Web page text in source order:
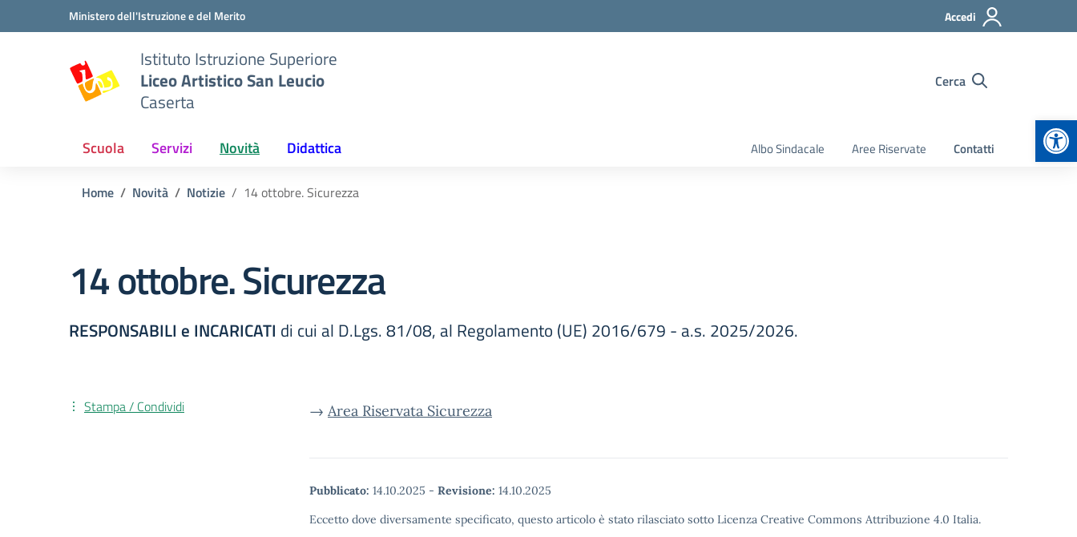
Vai ai contenuti
Vai al menu di navigazioneMinistero dell'Istruzione e del Merito Accedi
Istituto Istruzione Superiore
Liceo Artistico San Leucio
Caserta
Cerca
Scuola Servizi Novità Didattica Albo Sindacale Aree Riservate Contatti
Home Novità Notizie 14 ottobre. Sicurezza
14 ottobre. Sicurezza
RESPONSABILI e INCARICATI di cui al D.Lgs. 81/08, al Regolamento (UE) 2016/679 - a.s. 2025/2026.
→ Area Riservata Sicurezza
Pubblicato: 14.10.2025 - Revisione: 14.10.2025
Eccetto dove diversamente specificato, questo articolo è stato rilasciato sotto Licenza Creative Commons Attribuzione 4.0 Italia.
Stampa / Condividi